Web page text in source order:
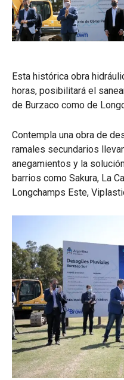
Esta histórica obra
horas, posibilitará el
de Burzaco como de
Contempla una obra de
ramales secundarios
anegamientos y la
barrios como Sakura, La
Longchamps Este,